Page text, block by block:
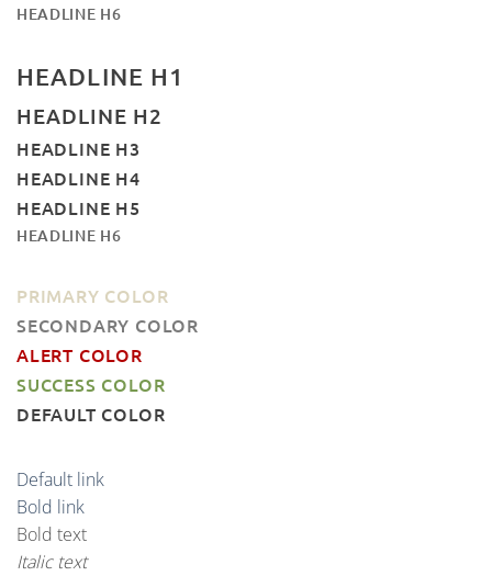
HEADLINE H6
HEADLINE H1
HEADLINE H2
HEADLINE H3
HEADLINE H4
HEADLINE H5
HEADLINE H6
PRIMARY COLOR
SECONDARY COLOR
ALERT COLOR
SUCCESS COLOR
DEFAULT COLOR
Default link
Bold link
Bold text
Italic text